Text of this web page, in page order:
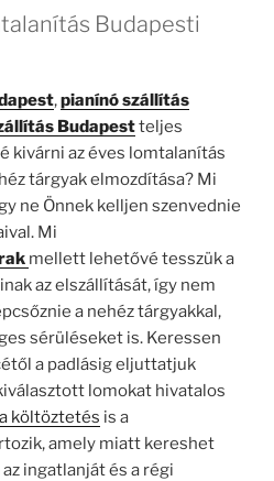
Budapesti
,pianínó szállítás
Budapestteljes
kivárni az éves lomtalanítás
tárgyak elmozdítása? Mi
ne Önnek kelljen szenvednie
Mi
mellett lehetővé tesszük a
az elszállítását, így nem
a nehéz tárgyakkal,
sérüléseket is. Keressen
a padlásig eljuttatjuk
lomokat hivatalos
költöztetés is a
amely miatt kereshet
ingatlanját és a régi